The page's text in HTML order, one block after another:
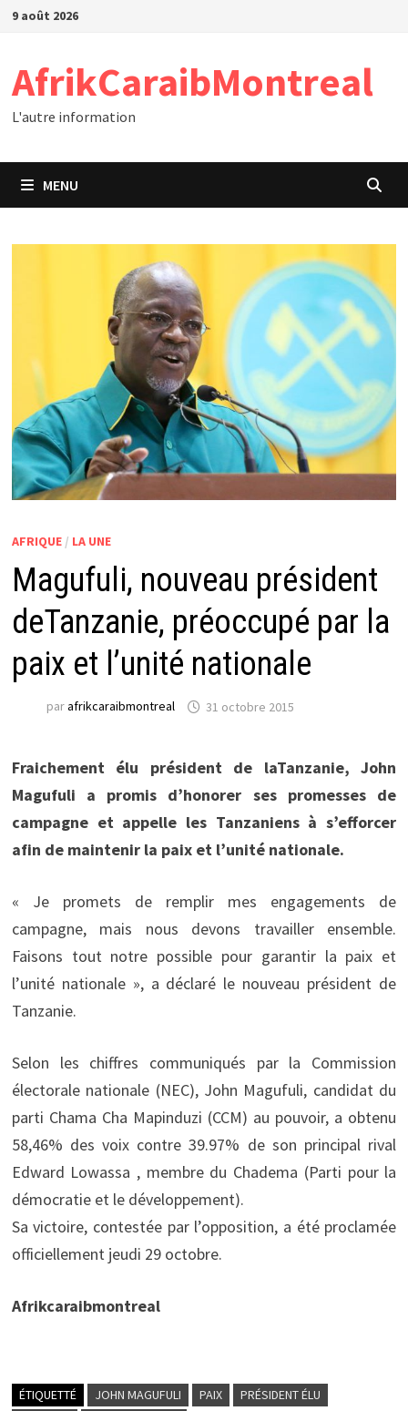
Passer
9 août 2026
AfrikCaraibMontreal
L'autre information
MENU
AFRIQUE/ LA UNE
Magufuli, nouveau président
deTanzanie, préoccupé par la
paix et l’unité nationale
parafrikcaraibmontreal 31 octobre 2015
Fraichement élu président de laTanzanie, John
Magufuli a promis d’honorer ses promesses de
campagne et appelle les Tanzaniens à s’efforcer
afin de maintenir la paix et l’unité nationale.
« Je promets de remplir mes engagements de
campagne, mais nous devons travailler ensemble.
Faisons tout notre possible pour garantir la paix et
l’unité nationale », a déclaré le nouveau président de
Tanzanie.
Selon les chiffres communiqués par la Commission
électorale nationale (NEC), John Magufuli, candidat du
parti Chama Cha Mapinduzi (CCM) au pouvoir, a obtenu
58,46% des voix contre 39.97% de son principal rival
Edward Lowassa , membre du Chadema (Parti pour la
démocratie et le développement).
Sa victoire, contestée par l’opposition, a été proclamée
officiellement jeudi 29 octobre.
Afrikcaraibmontreal
ÉTIQUETTÉ JOHN MAGUFULI PAIX
PRÉSIDENT ÉLU